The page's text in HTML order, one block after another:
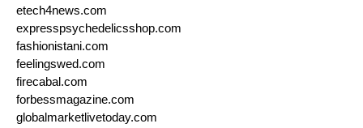
etech4news.com
expresspsychedelicsshop.com
fashionistani.com
feelingswed.com
firecabal.com
forbessmagazine.com
globalmarketlivetoday.com